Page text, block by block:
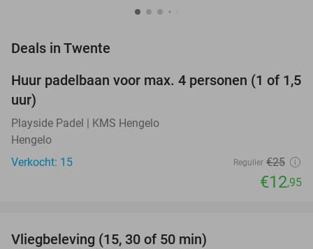
Deals in Twente
48%
NEW
TODAY
Huur padelbaan voor max. 4 personen (1 of 1,5
uur)
Playside Padel | KMS Hengelo
Hengelo
Verkocht: 15
Regulier €25
€12,95
Vliegbeleving (15, 30 of 50 min)